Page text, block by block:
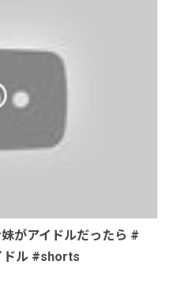
がアイドルだったら #
ドル #shorts